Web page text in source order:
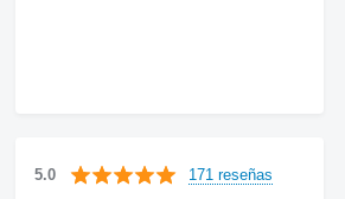
5.0 171 reseñas